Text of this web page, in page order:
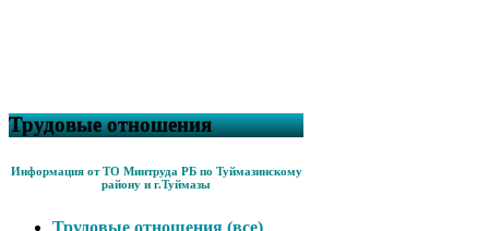
Трудовые отношения
Информация от ТО Минтруда РБ по Туймазинскому
району и г.Туймазы